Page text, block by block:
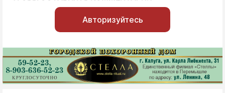
Авторизуйтесь